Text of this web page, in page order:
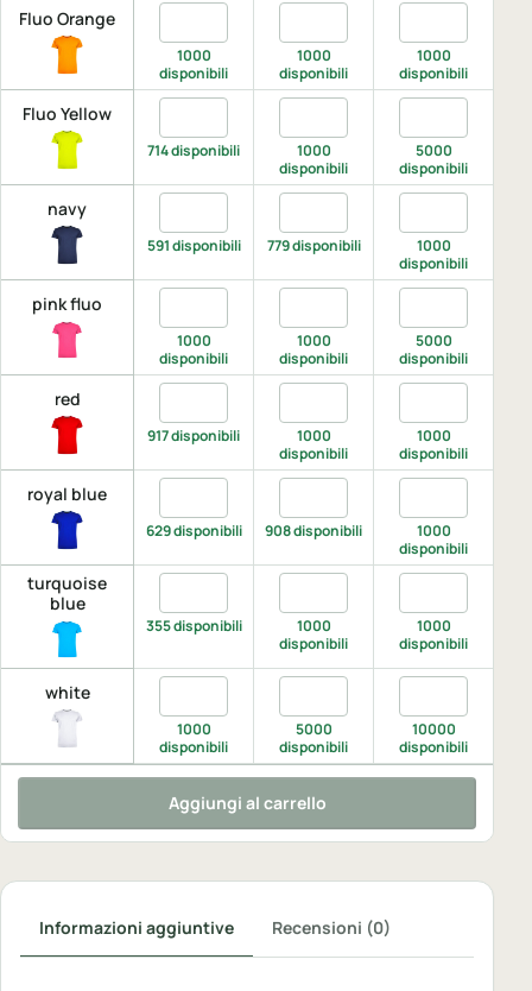
Fluo Orange
1000
disponibili
1000
disponibili
1000
disponibili
Fluo Yellow
714 disponibili
1000
disponibili
5000
disponibili
navy
591 disponibili 779 disponibili
1000
disponibili
pink fluo
1000
disponibili
1000
disponibili
5000
disponibili
red
917 disponibili
1000
disponibili
1000
disponibili
royal blue
629 disponibili 908 disponibili
1000
disponibili
turquoise
blue
355 disponibili
1000
disponibili
1000
disponibili
white
1000
disponibili
5000
disponibili
10000
disponibili
Aggiungi al carrello
Informazioni aggiuntive Recensioni (0)